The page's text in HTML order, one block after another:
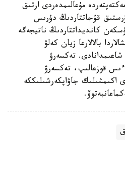
مۇعالىمدەردى ارتىق
قۇجاتتاردىڭ دۇرىس
كانديداتتاردىڭ ناتيجەگە
بالالارعا زيان كەلۋ
شاعىمدانادى. تەكسەرۋ
ءىس قوزعالىپ، تەكسەرۋ
اكىمشىلىك جاۋاپكەرشىلىككە